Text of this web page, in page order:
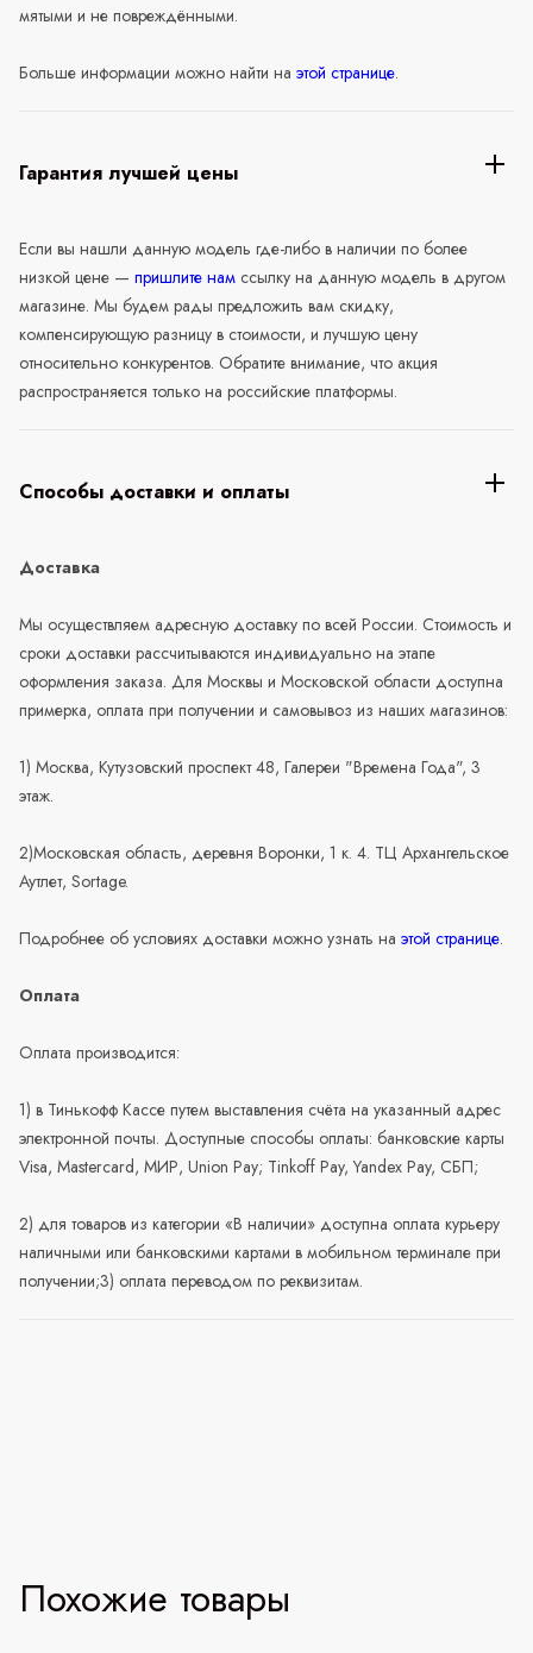
мятыми и не повреждёнными.
Больше информации можно найти на этой странице.
Гарантия лучшей цены
Если вы нашли данную модель где-либо в наличии по более
низкой цене — пришлите нам ссылку на данную модель в другом
магазине. Мы будем рады предложить вам скидку,
компенсирующую разницу в стоимости, и лучшую цену
относительно конкурентов. Обратите внимание, что акция
распространяется только на российские платформы.
Способы доставки и оплаты
Доставка
Мы осуществляем адресную доставку по всей России. Стоимость и
сроки доставки рассчитываются индивидуально на этапе
оформления заказа. Для Москвы и Московской области доступна
примерка, оплата при получении и самовывоз из наших магазинов:
1) Москва, Кутузовский проспект 48, Галереи "Времена Года", 3
этаж.
2)Московская область, деревня Воронки, 1 к. 4. ТЦ Архангельское
Аутлет, Sortage.
Подробнее об условиях доставки можно узнать на этой странице.
Оплата
Оплата производится:
1) в Тинькофф Кассе путем выставления счёта на указанный адрес
электронной почты. Доступные способы оплаты: банковские карты
Visa, Mastercard, МИР, Union Pay; Tinkoff Pay, Yandex Pay, СБП;
2) для товаров из категории «В наличии» доступна оплата курьеру
наличными или банковскими картами в мобильном терминале при
получении;3) оплата переводом по реквизитам.
Похожие товары